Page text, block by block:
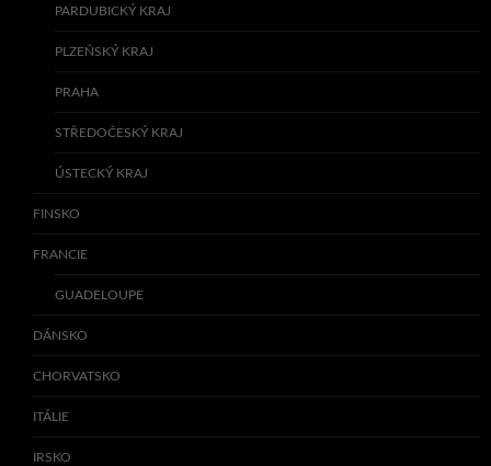
PARDUBICKÝ KRAJ
PLZEŇSKÝ KRAJ
PRAHA
STŘEDOČESKÝ KRAJ
ÚSTECKÝ KRAJ
FINSKO
FRANCIE
GUADELOUPE
DÁNSKO
CHORVATSKO
ITÁLIE
IRSKO